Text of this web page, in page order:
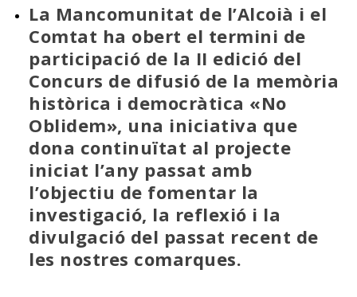
La Mancomunitat de l’Alcoià i el
Comtat ha obert el termini de
participació de la II edició del
Concurs de difusió de la memòria
històrica i democràtica «No
Oblidem», una iniciativa que
dona continuïtat al projecte
iniciat l’any passat amb
l’objectiu de fomentar la
investigació, la reflexió i la
divulgació del passat recent de
les nostres comarques.